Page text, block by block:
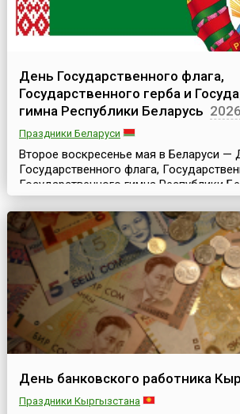
День Государственного флага,
Государственного герба и
гимна Республики Беларусь 2026
Праздники Беларуси
Второе воскресенье мая в Беларуси —
Государственного флага,
Государственного гимна Республики
государственный праздник,
Беларуси как суверенного
стране ежегодно в соответствии с
Республики № 157 от 26 марта 1998
назывался День Государственного
Белар...
День банковского работника
Праздники Кыргызстана